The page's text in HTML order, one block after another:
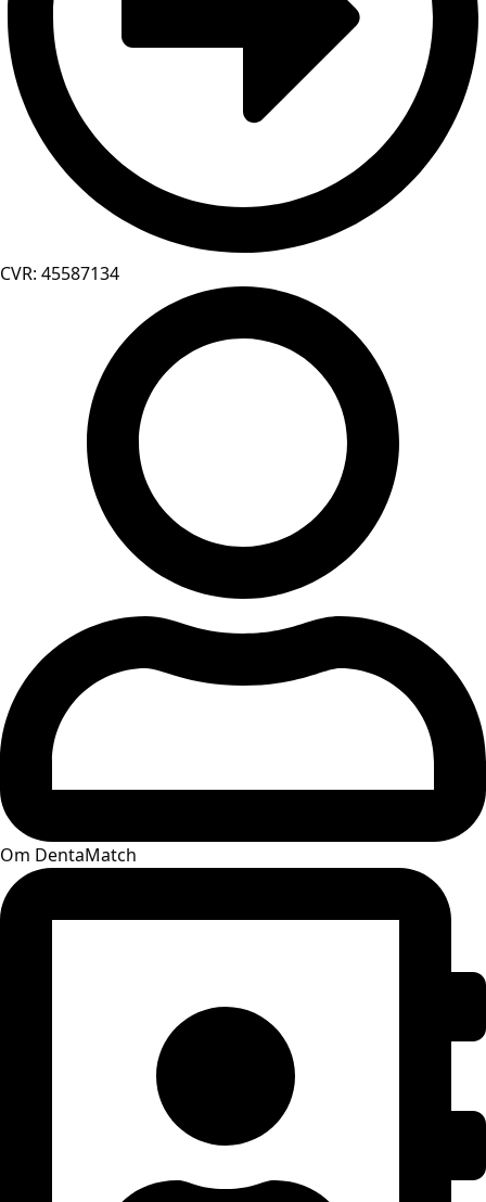
CVR: 45587134
Om DentaMatch